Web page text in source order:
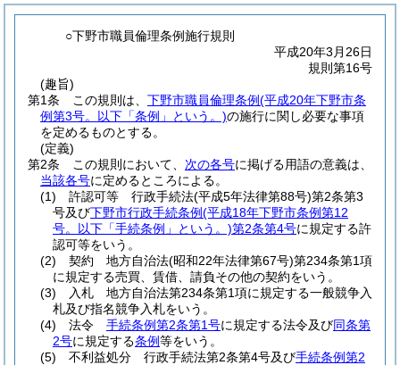
○下野市職員倫理条例施行規則
平成20年3月26日
規則第16号
(趣旨)
第1条
この規則は、 下野市職員倫理条例(平成20年下野市条
例第3号。以下「条例」という。)の施行に関し必要な事項
を定めるものとする。
(定義)
第2条
この規則において、 次の各号に掲げる用語の意義は、
当該各号に定めるところによる。
(1)
許認可等 行政手続法(平成5年法律第88号)第2条第3
号及び下野市行政手続条例(平成18年下野市条例第12
号。以下「手続条例」という。)第2条第4号に規定する許
認可等をいう。
(2)
契約 地方自治法(昭和22年法律第67号)第234条第1項
に規定する売買、賃借、請負その他の契約をいう。
(3)
入札 地方自治法第234条第1項に規定する一般競争入
札及び指名競争入札をいう。
(4)
法令 手続条例第2条第1号に規定する法令及び同条第
2号に規定する条例等をいう。
(5)
不利益処分 行政手続法第2条第4号及び手続条例第2